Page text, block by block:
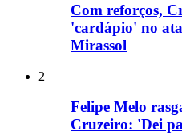
Com reforços,
'cardápio' no
Mirassol
2
Felipe Melo
Cruzeiro: 'Dei